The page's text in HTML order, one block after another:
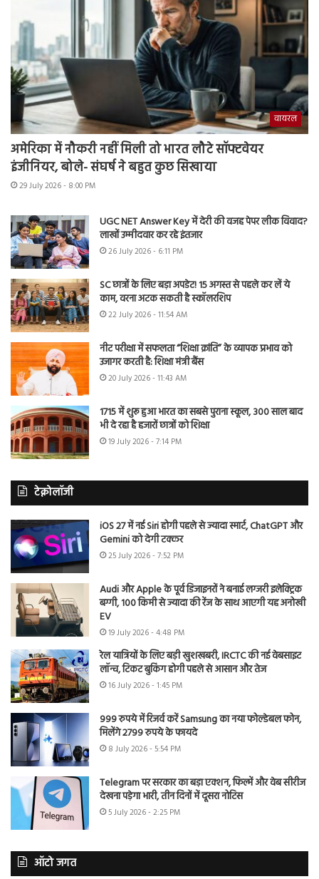
वायरल
अमेरिका में नौकरी नहीं मिली तो भारत लौटे सॉफ्टवेयर
इंजीनियर, बोले- संघर्ष ने बहुत कुछ सिखाया
29 July 2026 - 8:00 PM
UGC NET Answer Key में देरी की वजह पेपर लीक विवाद?
लाखों उम्मीदवार कर रहे इंतजार
26 July 2026 - 6:11 PM
SC छात्रों के लिए बड़ा अपडेट! 15 अगस्त से पहले कर लें ये
काम, वरना अटक सकती है स्कॉलरशिप
22 July 2026 - 11:54 AM
नीट परीक्षा में सफलता “शिक्षा क्रांति” के व्यापक प्रभाव को
उजागर करती है: शिक्षा मंत्री बैंस
20 July 2026 - 11:43 AM
1715 में शुरू हुआ भारत का सबसे पुराना स्कूल, 300 साल बाद
भी दे रहा है हजारों छात्रों को शिक्षा
19 July 2026 - 7:14 PM
टेक्नोलॉजी
iOS 27 में नई Siri होगी पहले से ज्यादा स्मार्ट, ChatGPT और
Gemini को देगी टक्कर
25 July 2026 - 7:52 PM
Audi और Apple के पूर्व डिजाइनरों ने बनाई लग्जरी इलेक्ट्रिक
बग्गी, 100 किमी से ज्यादा की रेंज के साथ आएगी यह अनोखी
EV
19 July 2026 - 4:48 PM
रेल यात्रियों के लिए बड़ी खुशखबरी, IRCTC की नई वेबसाइट
लॉन्च, टिकट बुकिंग होगी पहले से आसान और तेज
16 July 2026 - 1:45 PM
999 रुपये में रिजर्व करें Samsung का नया फोल्डेबल फोन,
मिलेंगे 2799 रुपये के फायदे
8 July 2026 - 5:54 PM
Telegram पर सरकार का बड़ा एक्शन, फिल्में और वेब सीरीज
देखना पड़ेगा भारी, तीन दिनों में दूसरा नोटिस
5 July 2026 - 2:25 PM
ऑटो जगत